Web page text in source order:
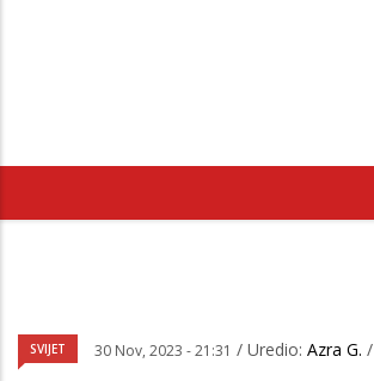
SVIJET 30 Nov, 2023 - 21:31 / Uredio: Azra G. /